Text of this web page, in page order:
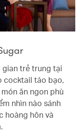
gian trẻ trung tại
cocktail táo bạo,
ăn ngon phù
nhìn nào sánh
hoàng hôn và